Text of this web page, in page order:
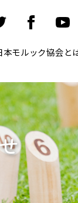
本モルック協会と